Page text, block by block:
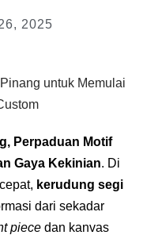
2025
, Perpaduan Motif
Gaya Kekinian. Di
kerudung segi
dari sekadar
piece dan kanvas